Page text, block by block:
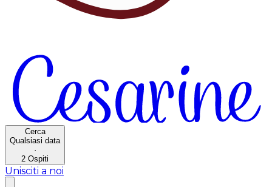
Cerca
Qualsiasi data
·
2 Ospiti
Unisciti a noi